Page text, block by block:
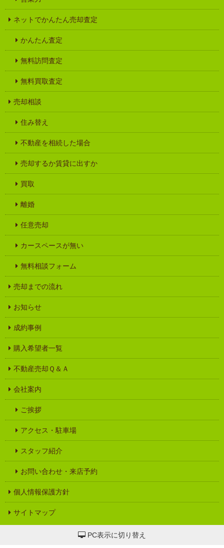
ネットでかんたん売却査定
かんたん査定
無料訪問査定
無料買取査定
売却相談
住み替え
不動産を相続した場合
売却するか賃貸に出すか
買取
離婚
任意売却
カースペースが無い
無料相談フォーム
売却までの流れ
お知らせ
成約事例
購入希望者一覧
不動産売却Ｑ＆Ａ
会社案内
ご挨拶
アクセス・駐車場
スタッフ紹介
お問い合わせ・来店予約
個人情報保護方針
サイトマップ
PC表示に切り替え